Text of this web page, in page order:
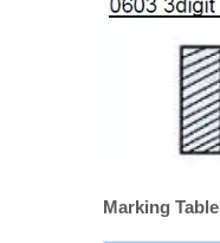
Marking Table